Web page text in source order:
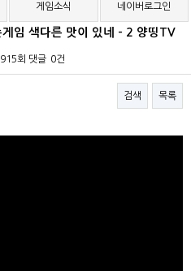
게임소식 네이버로그인
임 색다른 맛이 있네 - 2 양띵TV
회 댓글 0건
검색 목록